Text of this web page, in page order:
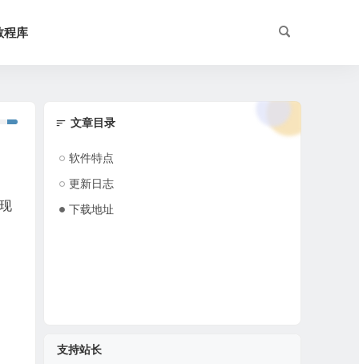
程库
文章目录
软件特点
更新日志
下载地址
支持站长